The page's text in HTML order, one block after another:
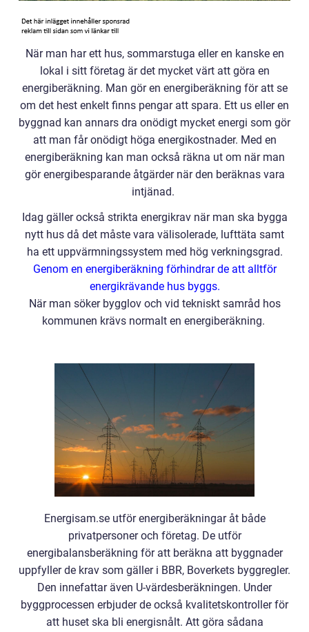
När man har ett hus, sommarstuga eller en kanske en
lokal i sitt företag är det mycket värt att göra en
energiberäkning. Man gör en energiberäkning för att se
om det hest enkelt finns pengar att spara. Ett us eller en
byggnad kan annars dra onödigt mycket energi som gör
att man får onödigt höga energikostnader. Med en
energiberäkning kan man också räkna ut om när man
gör energibesparande åtgärder när den beräknas vara
intjänad.
Idag gäller också strikta energikrav när man ska bygga
nytt hus då det måste vara välisolerade, lufttäta samt
ha ett uppvärmningssystem med hög verkningsgrad.
Genom en energiberäkning förhindrar de att alltför
energikrävande hus byggs.
När man söker bygglov och vid tekniskt samråd hos
kommunen krävs normalt en energiberäkning.
Energisam.se utför energiberäkningar åt både
privatpersoner och företag. De utför
energibalansberäkning för att beräkna att byggnader
uppfyller de krav som gäller i BBR, Boverkets byggregler.
Den innefattar även U-värdesberäkningen. Under
byggprocessen erbjuder de också kvalitetskontroller för
att huset ska bli energisnålt. Att göra sådana